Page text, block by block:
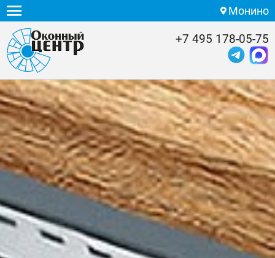
Монино
+7 495 178-05-75